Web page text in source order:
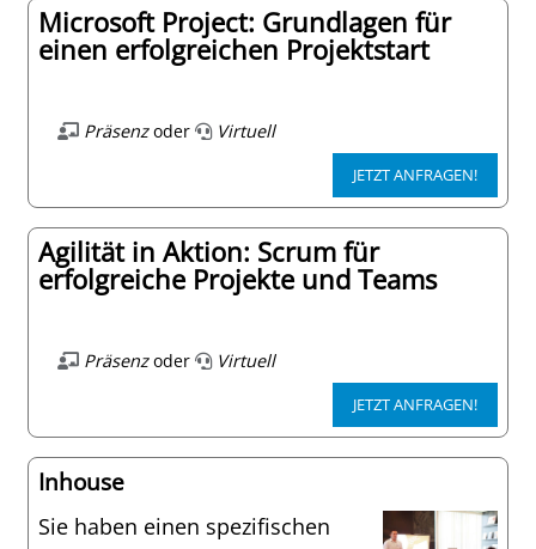
Microsoft Project: Grundlagen für
einen erfolgreichen Projektstart
Präsenzoder Virtuell
JETZT ANFRAGEN!
Agilität in Aktion: Scrum für
erfolgreiche Projekte und Teams
Präsenzoder Virtuell
JETZT ANFRAGEN!
Inhouse
Sie haben einen spezifischen